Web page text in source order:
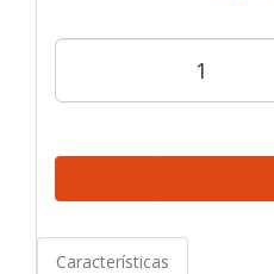
Características